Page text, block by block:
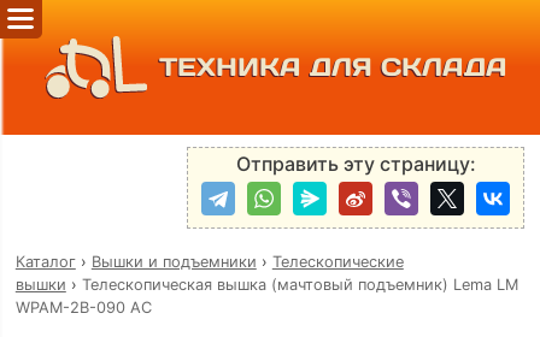
ТЕХНИКА ДЛЯ СКЛАДА
Отправить эту страницу:
Каталог› Вышки и подъемники › Телескопические
вышки › Телескопическая вышка (мачтовый подъемник) Lema LM
WPAM-2В-090 AC